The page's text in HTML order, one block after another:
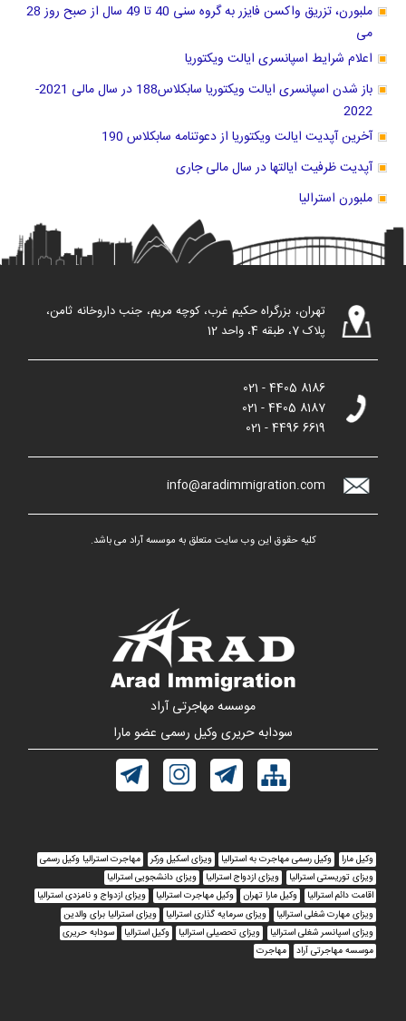
ملبورن، تزریق واکسن فایزر به گروه سنی 40 تا 49 سال از صبح روز 28
می
اعلام شرایط اسپانسری ایالت ویکتوریا
باز شدن اسپانسری ایالت ویکتوریا سابکلاس188 در سال مالی 2021-
2022
آخرین آپدیت ایالت ویکتوریا از دعوتنامه سابکلاس 190
آپدیت ظرفیت ایالتها در سال مالی جاری
ملبورن استرالیا
تهران، بزرگراه حکیم غرب، کوچه مریم، جنب داروخانه ثامن،
پلاک 7، طبقه 4، واحد 12
021 - 4405 8186
021 - 4405 8187
021 - 4496 6619
info@aradimmigration.com
کلیه حقوق این وب سایت متعلق به موسسه آراد می باشد.
موسسه مهاجرتی آراد
سودابه حریری وکیل رسمی عضو مارا
وکیل مارا وکیل رسمی مهاجرت به استرالیا ویزای اسکیل ورکر
مهاجرت استرالیا وکیل رسمی
ویزای توریستی استرالیا
ویزای ازدواج استرالیا
ویزای دانشجویی استرالیا
اقامت دائم استرالیا
وکیل مارا تهران وکیل مهاجرت استرالیا
ویزای ازدواج و نامزدی استرالیا
ویزای مهارت شغلی استرالیا
ویزای سرمایه گذاری استرالیا
ویزای استرالیا برای والدین
ویزای اسپانسر شغلی استرالیا
ویزای تحصیلی استرالیا وکیل استرالیا
سودابه حریری
موسسه مهاجرتی آراد
مهاجرت